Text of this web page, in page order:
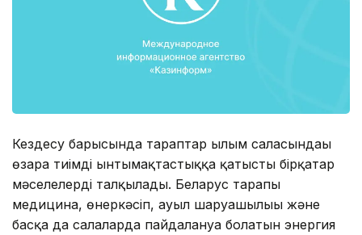
Кездесу барысында тараптар ғылым саласындағы
өзара тиімді ынтымақтастыққа қатысты бірқатар
мәселелерді талқылады. Беларус тарапы
медицина, өнеркәсіп, ауыл шаруашылығы және
басқа да салаларда пайдалануға болатын энергия